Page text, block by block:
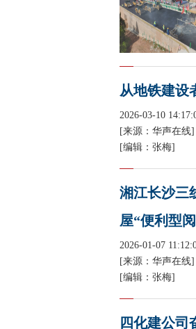
从地铁建设
2026-03-10
[来源：华声在线]
[编辑：张梅]
湘江长沙三
屋“便利型
2026-01-07
[来源：华声在线]
[编辑：张梅]
四化建公司